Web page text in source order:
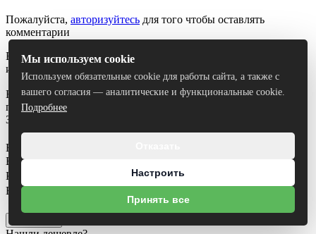
Пожалуйста, авторизуйтесь для того чтобы оставлять
комментарии
Вы можете задать любой интересующий вас вопрос по товару
или работе магазина.
Наши квалифицированные специалисты обязательно вам
помогут.
Задать вопрос
Вопрос
Ваше имя
Контактный телефон
Ваш E-mail
обработку персональных данных
Мы используем cookie
Используем обязательные cookie для работы сайта, а также с
вашего согласия — аналитические и функциональные cookie.
Подробнее
Настроить
Принять все